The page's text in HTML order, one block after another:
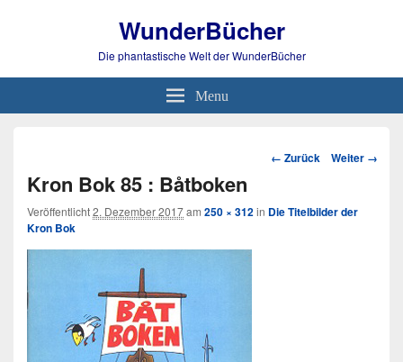
WunderBücher
Die phantastische Welt der WunderBücher
Menu
Bild-
← Zurück Weiter →
Kron Bok 85 : Båtboken
Veröffentlicht2. Dezember 2017am 250 × 312in Die Titelbilder der
Kron Bok